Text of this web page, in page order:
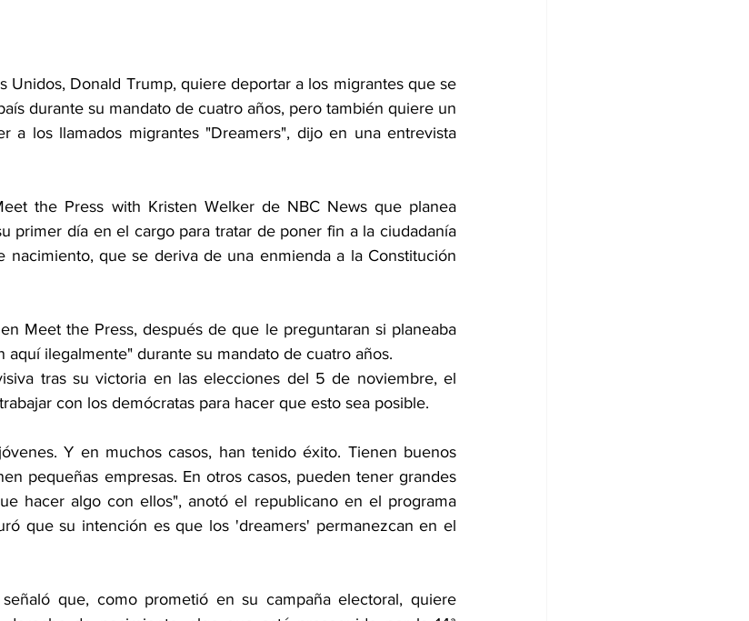
Unidos, Donald Trump, quiere deportar a los migrantes que se
durante su mandato de cuatro años, pero también quiere un
a los llamados migrantes "Dreamers", dijo en una entrevista
the Press with Kristen Welker de NBC News que planea
primer día en el cargo para tratar de poner fin a la ciudadanía
nacimiento, que se deriva de una enmienda a la Constitución
Meet the Press, después de que le preguntaran si planeaba
aquí ilegalmente" durante su mandato de cuatro años.
tras su victoria en las elecciones del 5 de noviembre, el
con los demócratas para hacer que esto sea posible.
Y en muchos casos, han tenido éxito. Tienen buenos
pequeñas empresas. En otros casos, pueden tener grandes
hacer algo con ellos", anotó el republicano en el programa
que su intención es que los 'dreamers' permanezcan en el
que, como prometió en su campaña electoral, quiere